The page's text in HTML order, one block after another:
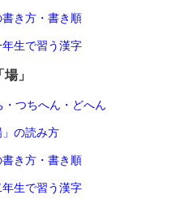
書き方・書き順
生で習う漢字
「場」
・つちへん・どへん
」の読み方
書き方・書き順
生で習う漢字